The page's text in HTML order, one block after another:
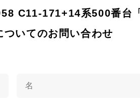
C11-171+14系500番台
いてのお問い合わせ